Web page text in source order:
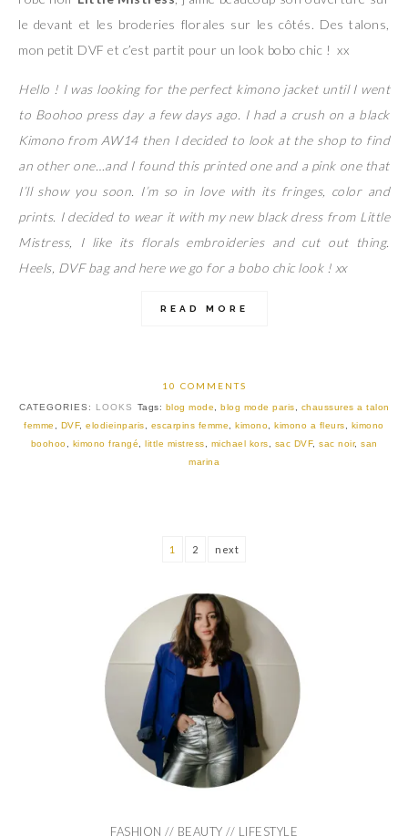
le devant et les broderies florales sur les côtés. Des talons,
mon petit DVF et c’est partit pour un look bobo chic ! xx
Hello ! I was looking for the perfect kimono jacket until I went
to Boohoo press day a few days ago. I had a crush on a black
Kimono from AW14 then I decided to look at the shop to find
an other one…and I found this printed one and a pink one that
I’ll show you soon. I’m so in love with its fringes, color and
prints. I decided to wear it with my new black dress from Little
Mistress, I like its florals embroideries and cut out thing.
Heels, DVF bag and here we go for a bobo chic look ! xx
READ MORE
10 COMMENTS
CATEGORIES: LOOKS Tags: blog mode blog mode paris
chaussures a talon
femme
DVF,elodieinparis escarpins femme ,kimono ,kimono a fleurs
kimono
boohoo
kimono frangé little mistress michael kors sac DVF, sac noir, san
marina
1 2 next
FASHION // BEAUTY // LIFESTYLE